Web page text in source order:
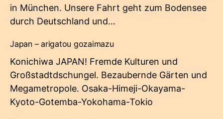
in München. Unsere Fahrt geht zum Bodensee
durch Deutschland und…
Japan – arigatou gozaimazu
Konichiwa JAPAN! Fremde Kulturen und
Großstadtdschungel. Bezaubernde Gärten und
Megametropole. Osaka-Himeji-Okayama-
Kyoto-Gotemba-Yokohama-Tokio